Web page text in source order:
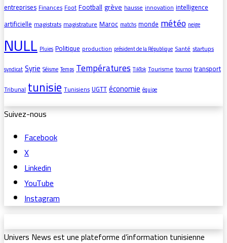
entreprisesFinancesFootFootballgrèvehausseinnovationintelligence
artificiellemagistratsmagistratureMaroc matchs mondemétéo neige
NULL Pluies Politique production président de la République Santéstartups
syndicat Syrie Séisme Temps Températures TikTok Tourisme tournoi transport
TribunaltunisieTunisiensUGTTéconomie équipe
Suivez-nous
Facebook
X
Linkedin
YouTube
Instagram
Univers News est une plateforme d’information tunisienne